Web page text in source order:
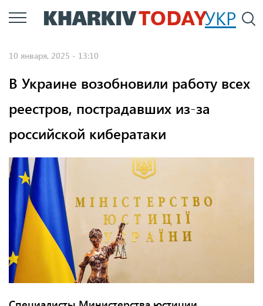
Перейти
к
УКР
10 января, 2025 - 13:10
В Украине возобновили работу всех
реестров, пострадавших из-за
российской кибератаки